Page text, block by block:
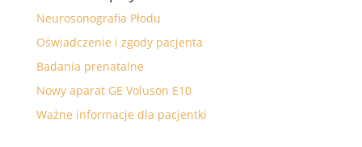
Neurosonografia Płodu
Oświadczenie i zgody pacjenta
Badania prenatalne
Nowy aparat GE Voluson E10
Ważne informacje dla pacjentki